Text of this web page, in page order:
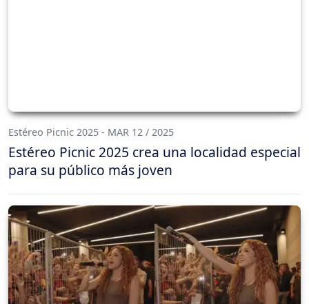
Estéreo Picnic 2025 - MAR 12 / 2025
Estéreo Picnic 2025 crea una localidad especial
para su público más joven